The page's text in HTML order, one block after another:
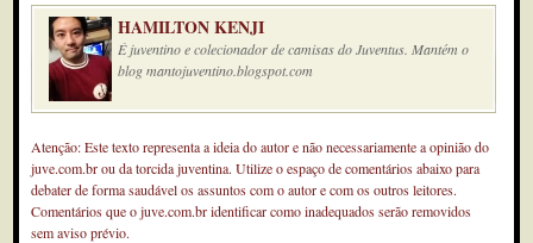
HAMILTON KENJI
É juventino e colecionador de camisas do Juventus. Mantém o
blog mantojuventino.blogspot.com
Atenção: Este texto representa a ideia do autor e não necessariamente a opinião do
juve.com.br ou da torcida juventina. Utilize o espaço de comentários abaixo para
debater de forma saudável os assuntos com o autor e com os outros leitores.
Comentários que o juve.com.br identificar como inadequados serão removidos
sem aviso prévio.